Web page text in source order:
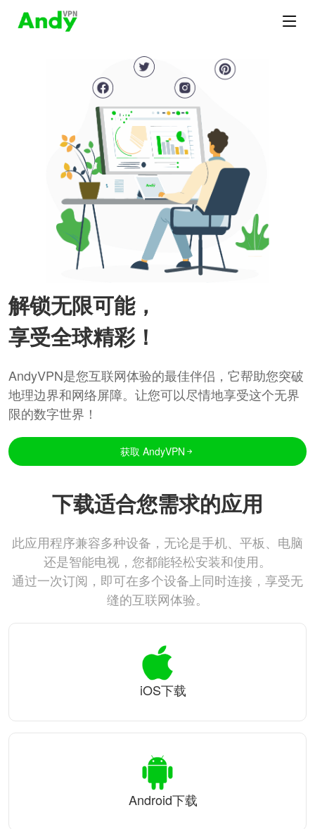
解锁无限可能，
享受全球精彩！
AndyVPN是您互联网体验的最佳伴侣，它帮助您突破
地理边界和网络屏障。让您可以尽情地享受这个无界
限的数字世界！
获取 AndyVPN
下载适合您需求的应用
此应用程序兼容多种设备，无论是手机、平板、电脑
还是智能电视，您都能轻松安装和使用。
通过一次订阅，即可在多个设备上同时连接，享受无
缝的互联网体验。
iOS下载
Android下载